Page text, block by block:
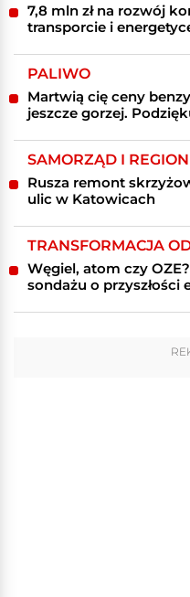
7,8 mln zł na rozwój
transporcie i
PALIWO
Martwią cię ceny
jeszcze gorzej.
SAMORZĄD I REGION
Rusza remont
ulic w Katowicach
TRANSFORMACJA
Węgiel, atom czy
sondażu o przyszłości